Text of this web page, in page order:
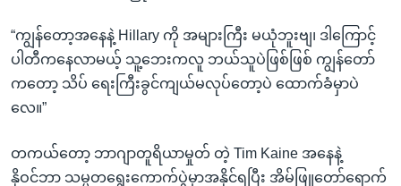
“ကျွန်တော့အနေနဲ့ Hillary ကို အများကြီး မယုံဘူးဗျ၊ ဒါကြောင့်
ပါတီကနေလာမယ့် သူ့ဘေးကလူ ဘယ်သူပဲဖြစ်ဖြစ် ကျွန်တော်
ကတော့ သိပ် ရေးကြီးခွင်ကျယ်မလုပ်တော့ပဲ ထောက်ခံမှာပဲ
လေ။”
တကယ်တော့ ဘာဂျာတူရိယာမှုတ် တဲ့ Tim Kaine အနေနဲ့
နိုဝင်ဘာ သမ္မတရွေးကောက်ပွဲမှာအနိုင်ရပြီး အိမ်ဖြူတော်ရောက်